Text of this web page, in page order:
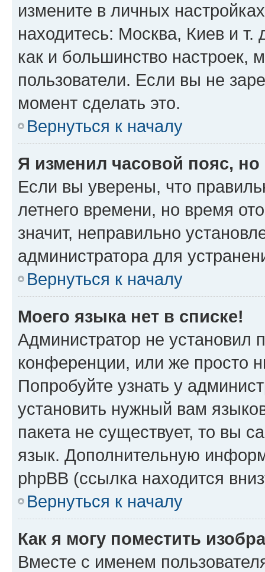
измените в личных
находитесь: Москва, Киев и т.
как и большинство настроек,
пользователи. Если вы не
момент сделать это.
Вернуться к началу
Я изменил часовой пояс,
Если вы уверены, что
летнего времени, но время
значит, неправильно
администратора для
Вернуться к началу
Моего языка нет в списке!
Администратор не установил
конференции, или же просто
Попробуйте узнать у
установить нужный вам
пакета не существует, то вы
язык. Дополнительную
phpBB (ссылка находится
Вернуться к началу
Как я могу поместить
Вместе с именем